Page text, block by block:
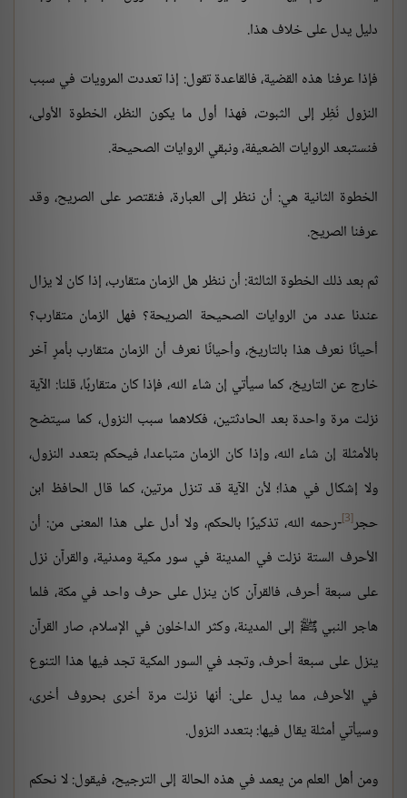
دليل يدل على خلاف هذا.
فإذا عرفنا هذه القضية، فالقاعدة تقول: إذا تعددت المرويات في سبب
النزول نُظِر إلى الثبوت، فهذا أول ما يكون النظر، الخطوة الأولى،
فنستبعد الروايات الضعيفة، ونبقي الروايات الصحيحة.
الخطوة الثانية هي: أن ننظر إلى العبارة، فنقتصر على الصريح، وقد
عرفنا الصريح.
ثم بعد ذلك الخطوة الثالثة: أن ننظر هل الزمان متقارب، إذا كان لا يزال
عندنا عدد من الروايات الصحيحة الصريحة؟ فهل الزمان متقارب؟
أحيانًا نعرف هذا بالتاريخ، وأحيانًا نعرف أن الزمان متقارب بأمرٍ آخر
خارج عن التاريخ، كما سيأتي إن شاء الله، فإذا كان متقاربًا، قلنا: الآية
نزلت مرة واحدة بعد الحادثتين، فكلاهما سبب النزول، كما سيتضح
بالأمثلة إن شاء الله، وإذا كان الزمان متباعدا، فيحكم بتعدد النزول،
ولا إشكال في هذا؛ لأن الآية قد تنزل مرتين، كما قال الحافظ ابن
حجر[3] -رحمه الله، تذكيرًا بالحكم، ولا أدل على هذا المعنى من: أن
الأحرف الستة نزلت في المدينة في سور مكية ومدنية، والقرآن نزل
على سبعة أحرف، فالقرآن كان ينزل على حرف واحد في مكة، فلما
هاجر النبي ﷺ إلى المدينة، وكثر الداخلون في الإسلام، صار القرآن
ينزل على سبعة أحرف، وتجد في السور المكية تجد فيها هذا التنوع
في الأحرف، مما يدل على: أنها نزلت مرة أخرى بحروف أخرى،
وسيأتي أمثلة يقال فيها: بتعدد النزول.
ومن أهل العلم من يعمد في هذه الحالة إلى الترجيح، فيقول: لا نحكم